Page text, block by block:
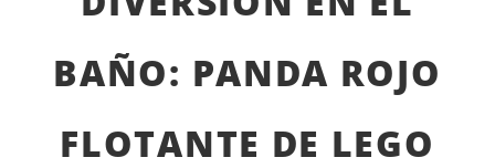
BAÑO: PANDA ROJO
FLOTANTE DE LEGO